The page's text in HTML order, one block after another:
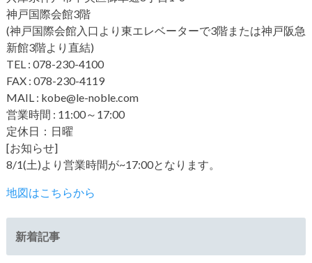
神戸国際会館3階
(神戸国際会館入口より東エレベーターで3階または神戸阪急
新館3階より直結)
TEL : 078-230-4100
FAX : 078-230-4119
MAIL : kobe@le-noble.com
営業時間 : 11:00～17:00
定休日：日曜
[お知らせ]
8/1(土)より営業時間が~17:00となります。
地図はこちらから
新着記事